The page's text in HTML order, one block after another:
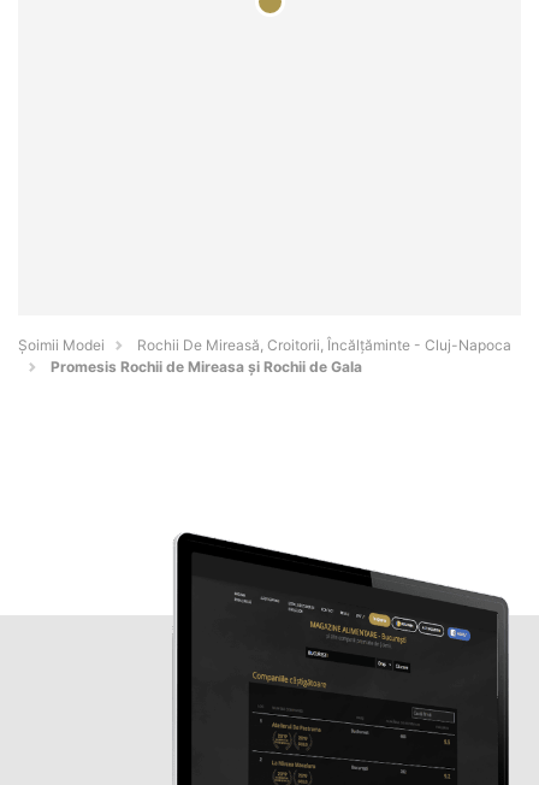
Șoimii Modei
Rochii De Mireasă, Croitorii, Încălțăminte - Cluj-Napoca
Promesis Rochii de Mireasa și Rochii de Gala